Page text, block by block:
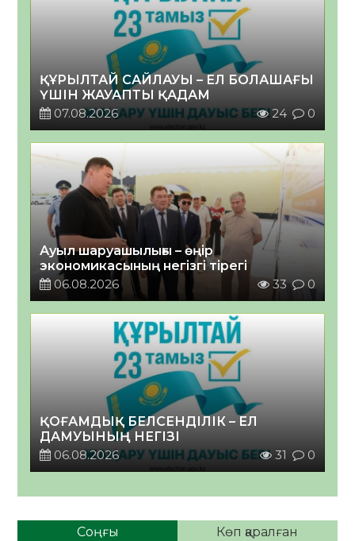
ҚҰРЫЛТАЙ САЙЛАУЫ – ЕЛ БОЛАШАҒЫ
ҮШІН ЖАУАПТЫ ҚАДАМ
07.08.2026
24 0
Ауыл шаруашылығы – өңір
экономикасының негізгі тірегі
06.08.2026
33 0
ҚОҒАМДЫҚ БЕЛСЕНДІЛІК – ЕЛ
ДАМУЫНЫҢ НЕГІЗІ
06.08.2026
31 0
Соңғы Көп қаралған